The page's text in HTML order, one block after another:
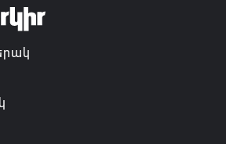
մլն եվրո ներդրում՝
զբոսաշրջային
համար